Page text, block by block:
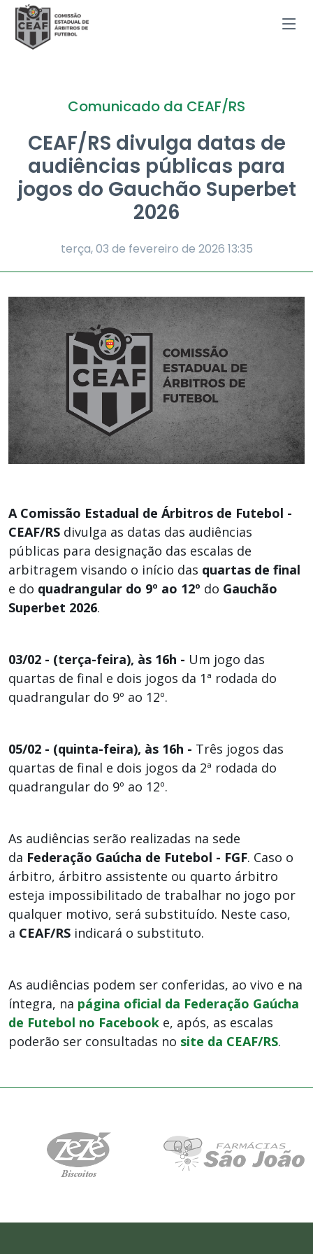
Comunicado da CEAF/RS
CEAF/RS divulga datas de
audiências públicas para
jogos do Gauchão Superbet
2026
terça, 03 de fevereiro de 2026 13:35
A Comissão Estadual de Árbitros de Futebol -
CEAF/RS divulga as datas das audiências
públicas para designação das escalas de
arbitragem visando o início das quartas de final
e do quadrangular do 9º ao 12º do Gauchão
Superbet 2026.
03/02 - (terça-feira), às 16h - Um jogo das
quartas de final e dois jogos da 1ª rodada do
quadrangular do 9º ao 12º.
05/02 - (quinta-feira), às 16h - Três jogos das
quartas de final e dois jogos da 2ª rodada do
quadrangular do 9º ao 12º.
As audiências serão realizadas na sede
da Federação Gaúcha de Futebol - FGF. Caso o
árbitro, árbitro assistente ou quarto árbitro
esteja impossibilitado de trabalhar no jogo por
qualquer motivo, será substituído. Neste caso,
a CEAF/RS indicará o substituto.
As audiências podem ser conferidas, ao vivo e na
íntegra, na página oficial da Federação Gaúcha
de Futebol no Facebook e, após, as escalas
poderão ser consultadas no site da CEAF/RS.